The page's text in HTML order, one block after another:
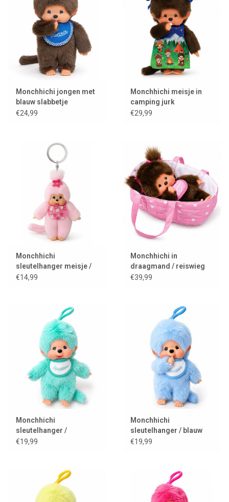
Monchhichi jongen met
blauw slabbetje
€24,99
Monchhichi meisje in
camping jurk
€29,99
Monchhichi
sleutelhanger meisje /
cherry blossom
€14,99
Monchhichi in
draagmand / reiswieg
€39,99
Monchhichi
sleutelhanger /
groenblauw
€19,99
Monchhichi
sleutelhanger / blauw
€19,99